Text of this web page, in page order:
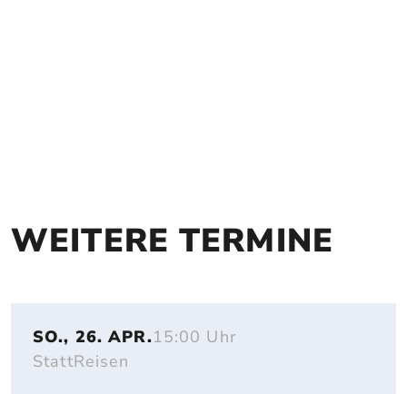
WEITERE TERMINE
SO., 26. APR.15:00 Uhr
StattReisen